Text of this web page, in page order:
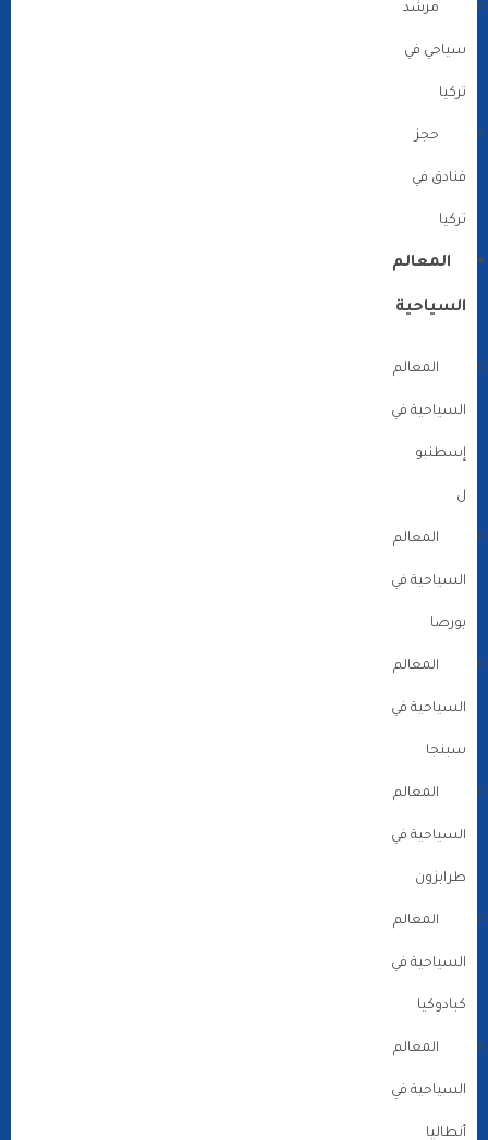
مرشد
سياحي في
تركيا
حجز
فنادق في
تركيا
المعالم
السياحية
المعالم
السياحية في
إسطنبو
ل
المعالم
السياحية في
بورصا
المعالم
السياحية في
سبنجا
المعالم
السياحية في
طرابزون
المعالم
السياحية في
كبادوكيا
المعالم
السياحية في
أنطاليا